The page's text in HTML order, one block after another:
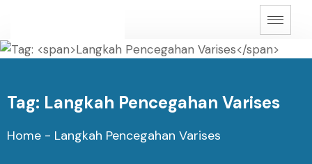
Tag: Langkah Pencegahan Varises
Home - Langkah Pencegahan Varises